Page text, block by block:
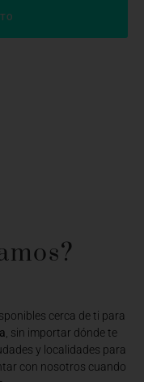
cerca de ti para
, sin importar dónde te
y localidades para
con nosotros cuando